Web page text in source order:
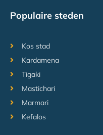
Populaire steden
Kos stad
Kardamena
Tigaki
Mastichari
Marmari
Kefalos